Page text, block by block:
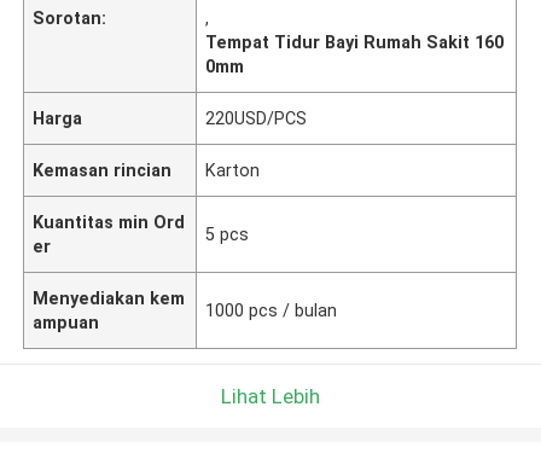
Sorotan:
,
Tempat Tidur Bayi Rumah Sakit 160
0mm
Harga 220USD/PCS
Kemasan rincian Karton
Kuantitas min Ord
er
5 pcs
Menyediakan kem
ampuan
1000 pcs / bulan
Lihat Lebih